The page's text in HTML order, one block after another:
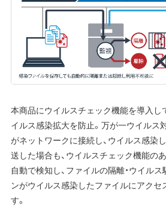
本商品にウイルスチェック機能を導入し
イルス感染拡大を防止。万が一ウイルス
がネットワークに接続し、ウイルス感染
送した場合も、ウイルスチェック機能の
自動で検知し、ファイルの隔離・ウイル
ンがウイルス感染したファイルにアクセ
す。